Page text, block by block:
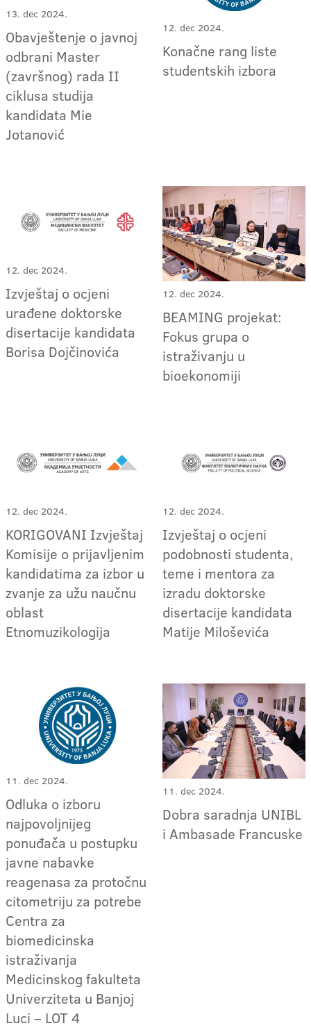
13. dec 2024.
Obavještenje o javnoj
odbrani Master
(završnog) rada II
ciklusa studija
kandidata Mie
Jotanović
12. dec 2024.
Konačne rang liste
studentskih izbora
12. dec 2024.
Izvještaj o ocjeni
urađene doktorske
disertacije kandidata
Borisa Dojčinovića
12. dec 2024.
BEAMING projekat:
Fokus grupa o
istraživanju u
bioekonomiji
12. dec 2024.
KORIGOVANI Izvještaj
Komisije o prijavljenim
kandidatima za izbor u
zvanje za užu naučnu
oblast
Etnomuzikologija
12. dec 2024.
Izvještaj o ocjeni
podobnosti studenta,
teme i mentora za
izradu doktorske
disertacije kandidata
Matije Miloševića
11. dec 2024.
Odluka o izboru
najpovoljnijeg
ponuđača u postupku
javne nabavke
reagenasa za protočnu
citometriju za potrebe
Centra za
biomedicinska
istraživanja
Medicinskog fakulteta
Univerziteta u Banjoj
Luci – LOT 4
11. dec 2024.
Dobra saradnja UNIBL
i Ambasade Francuske